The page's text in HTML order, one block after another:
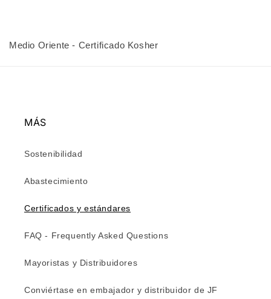
Medio Oriente - Certificado Kosher
MÁS
Sostenibilidad
Abastecimiento
Certificados y estándares
FAQ - Frequently Asked Questions
Mayoristas y Distribuidores
Conviértase en embajador y distribuidor de JF